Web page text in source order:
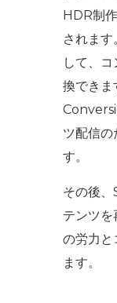
HDR制
されま
して、
換でき
ツ配信
す。
その後
テンツ
の労力と
ます。